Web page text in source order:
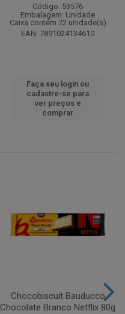
Código: 53576
Embalagem: Unidade
Caixa contém 72 unidade(s)
EAN: 7891024134610
Faça seu login ou
cadastre-se para
ver preços e
comprar
Chocobiscuit Bauducco
Chocolate Branco Netflix 80g